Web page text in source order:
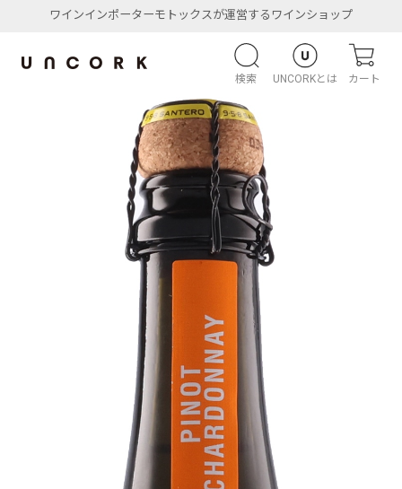
ワインインポーターモトックスが運営するワインショップ
検索 UNCORKとは カート